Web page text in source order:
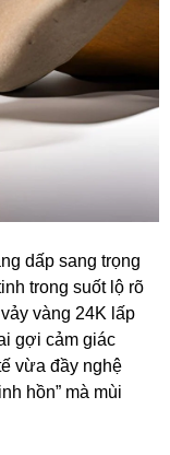
dấp sang trọng
trong suốt lộ rõ
vàng 24K lấp
gợi cảm giác
vừa đầy nghệ
hồn” mà mùi